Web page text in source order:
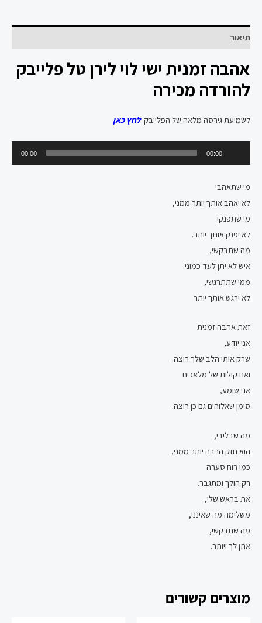
תיאור
אהבה זמנית ישי לוי לירן טל פלייבק
להורדה מכירה
לשמיעת גירסה מלאה של הפלייבקלחץ כאן
אודיו
00:00
00:00
מי שתאהבי
לא יאהב אותך יותר ממני,
מי שתפנקי
לא יפנק אותך יותר.
מה שתבקשי,
איש לא יתן לעד כמוני.
ממי שתתרגשי,
לא ירגש אותך יותר
זאת אהבה זמנית
אני יודע,
שרק אותי הלב שלך רוצה.
ואם קולות של מלאכים
אני שומע,
סימן שאלוהים גם כן רוצה.
מה שבליבי,
הוא חזק הרבה יותר ממני,
כמו רוח סערה
רק הולך ומתגבר.
את בראש שלי,
משלימה מה שאינני,
מה שתבקשי,
אתן לך ויותר.
מוצרים קשורים